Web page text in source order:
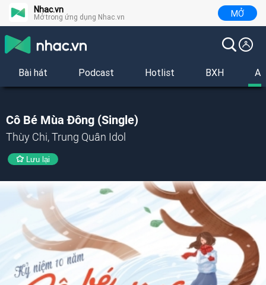
Nhac.vn
Mở trong ứng dụng Nhac.vn MỞ
Bài hát Podcast Hotlist BXH
Cô Bé Mùa Đông (Single)
Thùy Chi, Trung Quân Idol
Lưu lại